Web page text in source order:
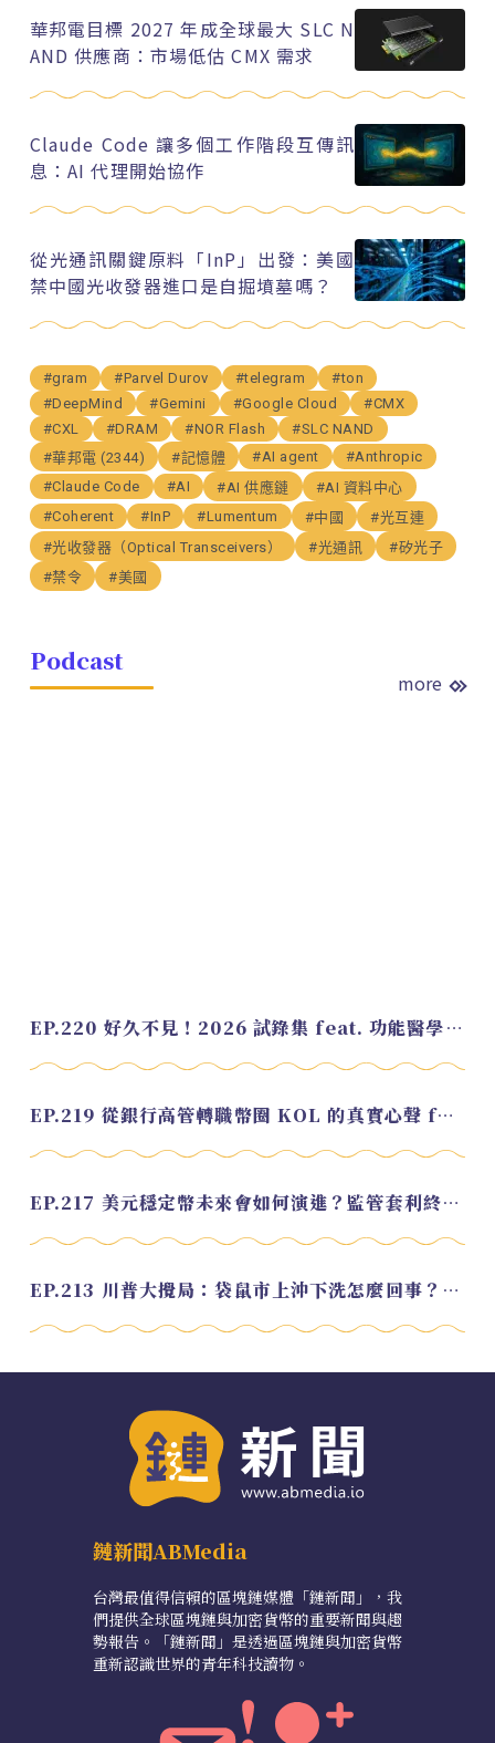
華邦電目標 2027 年成全球最大 SLC N
AND 供應商：市場低估 CMX 需求
Claude Code 讓多個工作階段互傳訊
息：AI 代理開始協作
從光通訊關鍵原料「InP」出發：美國
禁中國光收發器進口是自掘墳墓嗎？
#gram #Parvel Durov #telegram
#ton
#DeepMind
#Gemini #Google Cloud
#CMX
#CXL
#DRAM #NOR Flash
#SLC NAND
#華邦電 (2344)
#記憶體 #AI agent
#Anthropic
#Claude Code
#AI #AI 供應鏈
#AI 資料中心
#Coherent
#InP #Lumentum #中國
#光互連
#光收發器（Optical Transceivers）
#光通訊
#矽光子
#禁令
#美國
Podcast
more
EP.220 好久不見！2026 試錄集 feat. 功能醫學營養師 美寶
EP.219 從銀行高管轉職幣圈 KOL 的真實心聲 feat.龜大
EP.217 美元穩定幣未來會如何演進？監管套利終將收斂？feat. 研究員 余哲安
EP.213 川普大攪局：袋鼠市上沖下洗怎麼回事？feat. Alvin
鏈新聞ABMedia
台灣最值得信賴的區塊鏈媒體「鏈新聞」，我
們提供全球區塊鏈與加密貨幣的重要新聞與趨
勢報告。「鏈新聞」是透過區塊鏈與加密貨幣
重新認識世界的青年科技讀物。